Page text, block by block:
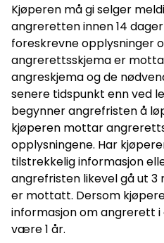
Kjøperen må gi selger
angreretten innen 14
foreskrevne opplysninger
angrerettsskjema er
angreskjema og de
senere tidspunkt enn ved
begynner angrefristen å
kjøperen mottar
opplysningene. Har
tilstrekkelig informasjon
angrefristen likevel gå ut
er mottatt. Dersom
informasjon om angrerett
være 1 år.